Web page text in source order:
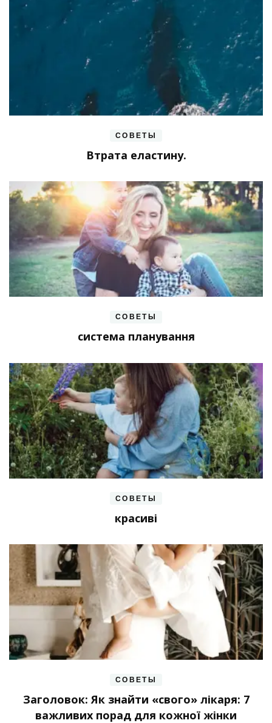
СОВЕТЫ
Втрата еластину.
СОВЕТЫ
система планування
СОВЕТЫ
красиві
СОВЕТЫ
Заголовок: Як знайти «свого» лікаря: 7
важливих порад для кожної жінки